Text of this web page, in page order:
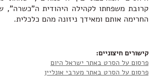
קרובת משפחתו לקהילה היהודית ה"כשרה",
החרימה אותם ומאידך ניזונה מהם כלכלית.
קישורים חיצוניים:
פרסום על הסרט באתר ישראל היום
פרסום על הסרט באתר מערבי אונליין